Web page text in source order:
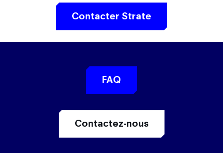
Contacter Strate
FAQ
Contactez-nous